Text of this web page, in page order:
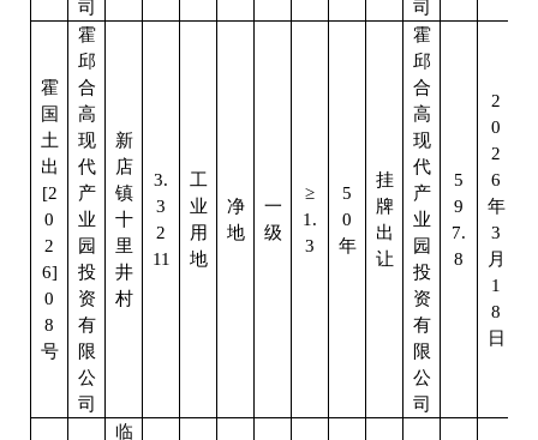
司
司
霍
国
土
出
[2
0
2
6]
0
8
号
霍
邱
合
高
现
代
产
业
园
投
资
有
限
公
司
新
店
镇
十
里
井
村
3.
3
2
11
工
业
用
地
净
地
一
级
≥
1.
3
5
0
年
挂
牌
出
让
霍
邱
合
高
现
代
产
业
园
投
资
有
限
公
司
5
9
7.
8
2
0
2
6
年
3
月
1
8
日
临